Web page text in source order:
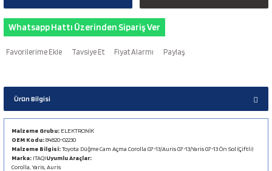
Whatsapp Hattı Üzerinden Sipariş Ver
Tavsiye Et Fiyat Alarmı Paylaş
Ürün Bilgisi
Malzeme Grubu: ELEKTRONİK
OEM Kodu:84820-02230
Malzeme Bilgisi:Toyota Düğme Cam Açma Corolla 07-13/Auris 07-13/Yaris 07-13 Ön Sol (Çiftli)
Marka: ITAQIUyumlu Araçlar:
Corolla, Yaris, Auris